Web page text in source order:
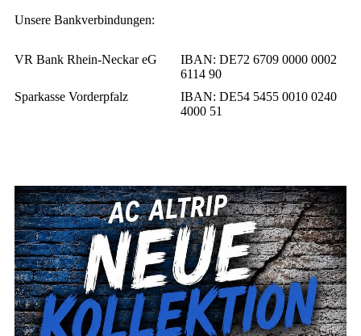
Unsere Bankverbindungen:
VR Bank Rhein-Neckar eG
IBAN: DE72 6709 0000 0002
6114 90
Sparkasse Vorderpfalz
IBAN: DE54 5455 0010 0240
4000 51